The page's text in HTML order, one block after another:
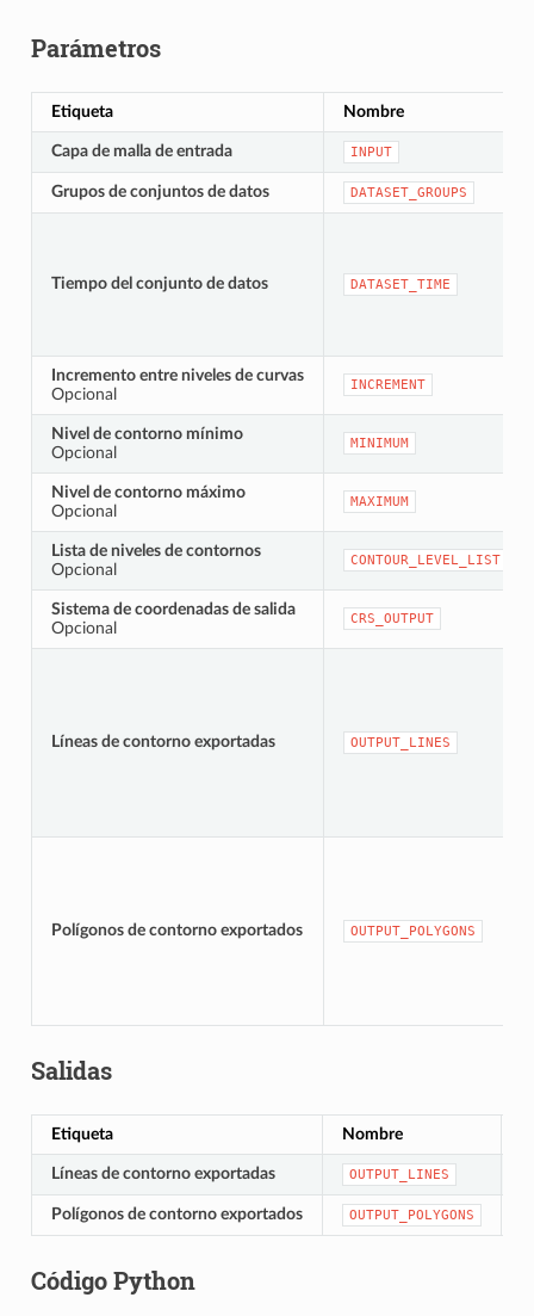
Parámetros
Etiqueta Nombre
Capa de malla de entrada INPUT
Grupos de conjuntos de datos DATASET_GROUPS
Tiempo del conjunto de datos DATASET_TIME
Incremento entre niveles de curvas
Opcional
INCREMENT
Nivel de contorno mínimo
Opcional
MINIMUM
Nivel de contorno máximo
Opcional
MAXIMUM
Lista de niveles de contornos
Opcional
CONTOUR_LEVEL_LIST
Sistema de coordenadas de salida
Opcional
CRS_OUTPUT
Líneas de contorno exportadas OUTPUT_LINES
Polígonos de contorno exportados OUTPUT_POLYGONS
Salidas
Etiqueta Nombre
Líneas de contorno exportadas OUTPUT_LINES
Polígonos de contorno exportados OUTPUT_POLYGONS
Código Python